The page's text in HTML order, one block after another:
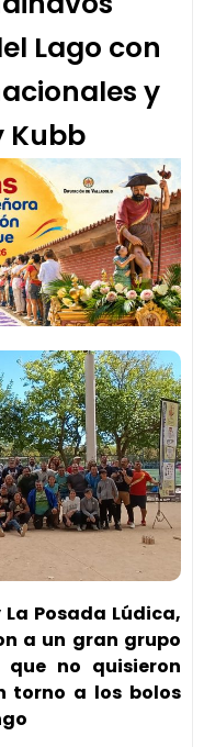
Lago con
y
Kubb
Posada Lúdica,
a un gran grupo
no quisieron
torno a los bolos